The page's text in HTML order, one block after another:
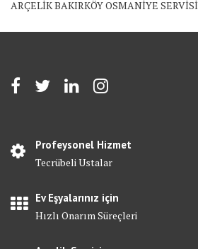
ARÇELİK BAKIRKÖY OSMANİYE SERVİSİ
Profeysonel Hizmet
Tecrübeli Ustalar
Ev Eşyalarınız için
Hızlı Onarım Süreçleri